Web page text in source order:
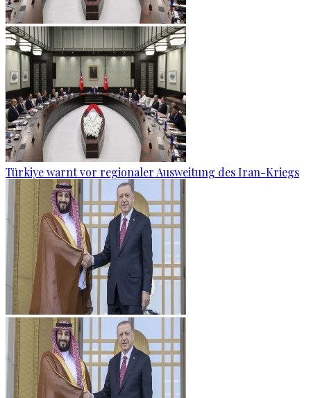
Türkiye warnt vor regionaler Ausweitung des Iran-Kriegs